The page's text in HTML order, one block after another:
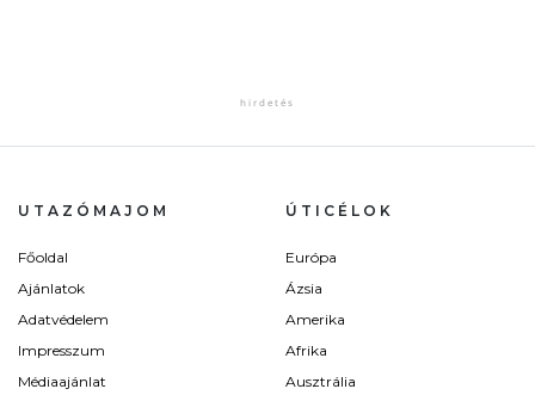
UTAZÓMAJOM
Főoldal
Ajánlatok
Adatvédelem
Impresszum
Médiaajánlat
ÚTICÉLOK
Európa
Ázsia
Amerika
Afrika
Ausztrália